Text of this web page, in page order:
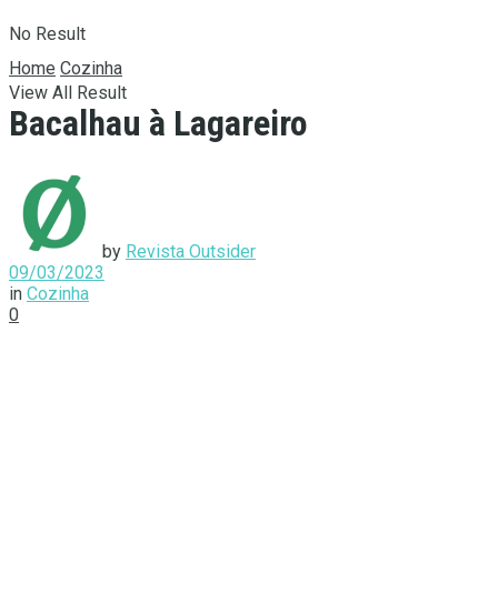
No Result
View All Result
Home Cozinha
Bacalhau à Lagareiro
by Revista Outsider
09/03/2023
in Cozinha
0